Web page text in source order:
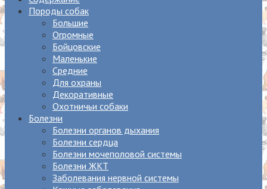
Породы собак
Большие
Огромные
Бойцовские
Маленькие
Средние
Для охраны
Декоративные
Охотничьи собаки
Болезни
Болезни органов дыхания
Болезни сердца
Болезни мочеполовой системы
Болезни ЖКТ
Заболевания нервной системы